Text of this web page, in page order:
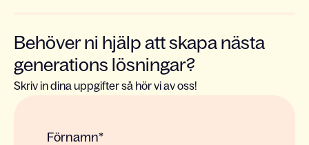
Behöver ni hjälp att skapa nästa
generations lösningar?
Skriv in dina uppgifter så hör vi av oss!
Förnamn*